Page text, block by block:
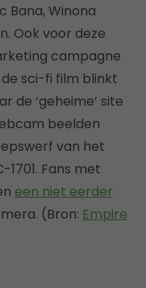
Bana, Winona
Ook voor deze
campagne
sci-fi film blinkt
de ‘geheime’ site
beelden
van het
1701. Fans met
een niet eerder
(Bron: Empire